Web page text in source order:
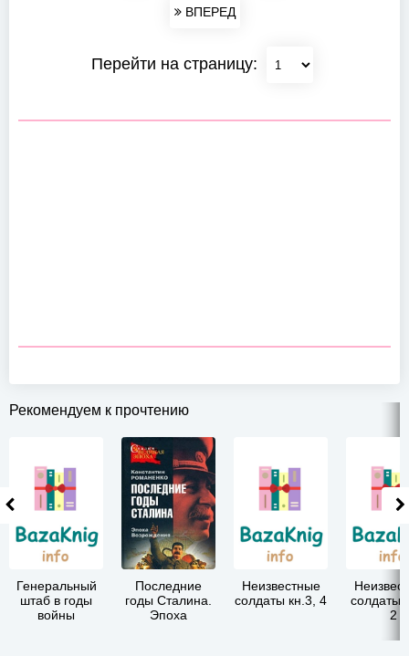
ВПЕРЕД
Перейти на страницу:
Рекомендуем к прочтению
Генеральный
штаб в годы
войны
Последние
годы Сталина.
Эпоха
Неизвестные
солдаты кн.3, 4
солдаты,
2